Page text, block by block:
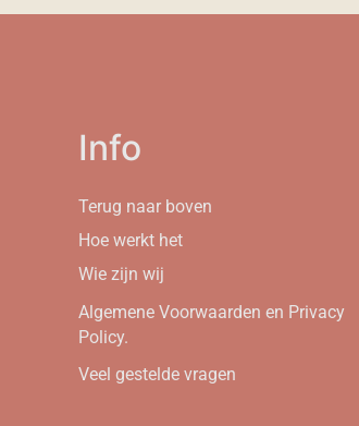
Info
Terug naar boven
Hoe werkt het
Wie zijn wij
Algemene Voorwaarden en Privacy
Policy.
Veel gestelde vragen